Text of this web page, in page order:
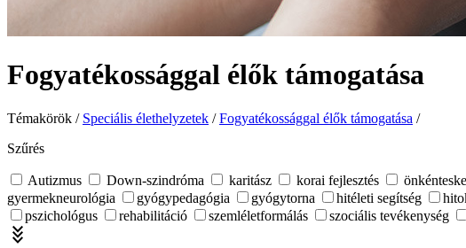
Fogyatékossággal élők támogatása
Témakörök / Speciális élethelyzetek /Fogyatékossággal élők támogatása /
Szűrés
Autizmus Down-szindróma karitász korai fejlesztés
gyermekneurológia
gyógypedagógia gyógytorna hitéleti segítség
pszichológus
rehabilitáció szemléletformálás szociális tevékenység
stat_minus_3